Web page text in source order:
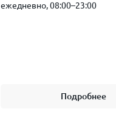
ежедневно, 08:00–23:00
Подробнее